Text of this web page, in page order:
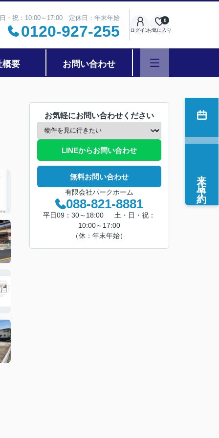
・祝：10:00～17:00 定休日：年末年始
0120-927-255 ログインお気に入り
0
概要 お問い合わせ
お気軽にお問い合わせください
LINEからお問い合わせ
無料お問い合わせ
有限会社パークホーム
088-821-8881
平日09：30～18:00 土・日・祝：
10:00～17:00
（休：年末年始）
来店予約